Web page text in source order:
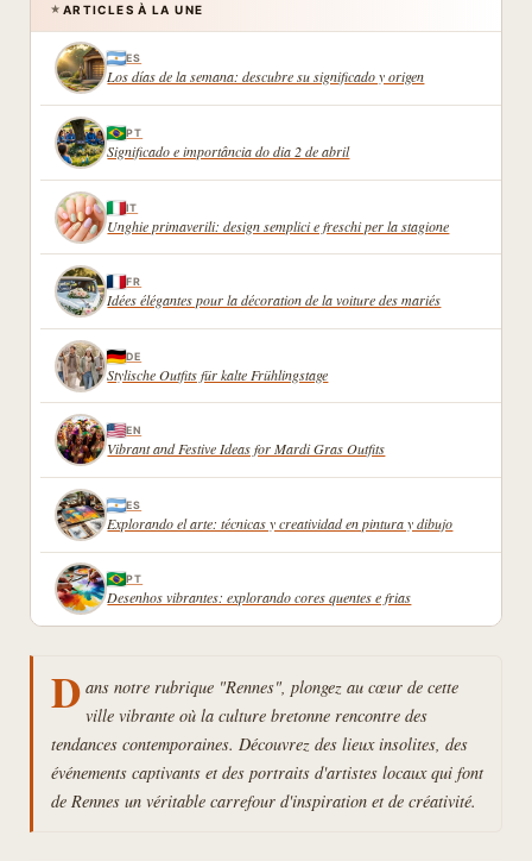
L’ÉLÉGANCE
DE
VOTRE
ROUTINE
★ ARTICLES À LA UNE
ES
Los días de la semana: descubre su significado y origen
PT
Significado e importância do dia 2 de abril
IT
Unghie primaverili: design semplici e freschi per la stagione
FR
Idées élégantes pour la décoration de la voiture des mariés
DE
Stylische Outfits für kalte Frühlingstage
EN
Vibrant and Festive Ideas for Mardi Gras Outfits
ES
Explorando el arte: técnicas y creatividad en pintura y dibujo
PT
Desenhos vibrantes: explorando cores quentes e frias
D ans notre rubrique "Rennes", plongez au cœur de cette
ville vibrante où la culture bretonne rencontre des
tendances contemporaines. Découvrez des lieux insolites, des
événements captivants et des portraits d'artistes locaux qui font
de Rennes un véritable carrefour d'inspiration et de créativité.